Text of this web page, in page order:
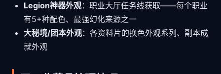
Legion神器外观：职业大厅任务线获取——每个职业
有5+种配色、最强幻化来源之一
大秘境/团本外观：各资料片的换色外观系列、副本成
就外观